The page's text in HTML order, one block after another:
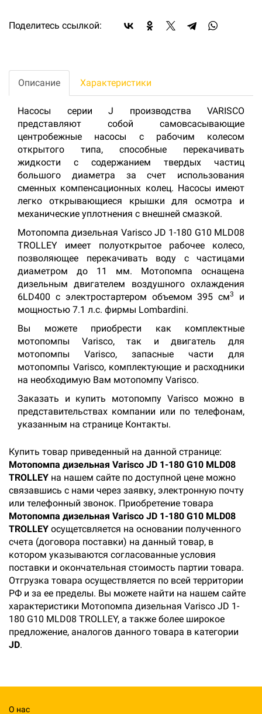
Поделитесь ссылкой:
Описание Характеристики
Насосы серии J производства VARISCO
представляют собой самовсасывающие
центробежные насосы с рабочим колесом
открытого типа, способные перекачивать
жидкости с содержанием твердых частиц
большого диаметра за счет использования
сменных компенсационных колец. Насосы имеют
легко открывающиеся крышки для осмотра и
механические уплотнения с внешней смазкой.
Мотопомпа дизельная Varisco JD 1-180 G10 MLD08
TROLLEY имеет полуоткрытое рабочее колесо,
позволяющее перекачивать воду с частицами
диаметром до 11 мм. Мотопомпа оснащена
дизельным двигателем воздушного охлаждения
6LD400 с электростартером объемом 395 см3
и
мощностью 7.1 л.с. фирмы Lombardini.
Вы можете приобрести как комплектные
мотопомпы Varisco, так и двигатель для
мотопомпы Varisco, запасные части для
мотопомпы Varisco, комплектующие и расходники
на необходимую Вам мотопомпу Varisco.
Заказать и купить мотопомпу Varisco можно в
представительствах компании или по телефонам,
указанным на странице Контакты.
Купить товар приведенный на данной странице:
Мотопомпа дизельная Varisco JD 1-180 G10 MLD08
TROLLEY на нашем сайте по доступной цене можно
связавшись с нами через заявку, электронную почту
или телефонный звонок. Приобретение товара
Мотопомпа дизельная Varisco JD 1-180 G10 MLD08
TROLLEY осущетсвляется на основании полученного
счета (договора поставки) на данный товар, в
котором указываются согласованные условия
поставки и окончательная стоимость партии товара.
Отгрузка товара осуществляется по всей территории
РФ и за ее пределы. Вы можете найти на нашем сайте
характеристики Мотопомпа дизельная Varisco JD 1-
180 G10 MLD08 TROLLEY, а также более широкое
предложение, аналогов данного товара в категории
JD.
О нас